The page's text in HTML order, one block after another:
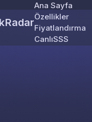
Skip to content
Ana Sayfa
Özellikler
Fiyatlandırma
CanlıSSS